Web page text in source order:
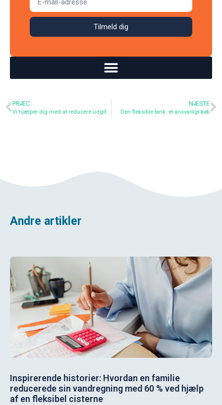
Tilmeld dig
PRÆC.
Vi hjælper dig med at reducere udgifterne til din vandregning
NÆSTE
Den fleksible tank: et ansvarligt køb
Andre artikler
Inspirerende historier: Hvordan en familie
reducerede sin vandregning med 60 % ved hjælp
af en fleksibel cisterne